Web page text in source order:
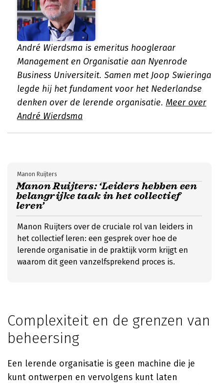
André Wierdsma is emeritus hoogleraar
Management en Organisatie aan Nyenrode
Business Universiteit. Samen met Joop Swieringa
legde hij het fundament voor het Nederlandse
denken over de lerende organisatie. Meer over
André Wierdsma
Manon Ruijters: ‘Leiders hebben een
belangrijke taak in het collectief
leren’
Manon Ruijters
Manon Ruijters over de cruciale rol van leiders in
het collectief leren: een gesprek over hoe de
lerende organisatie in de praktijk vorm krijgt en
waarom dit geen vanzelfsprekend proces is.
Complexiteit en de grenzen van
beheersing
Een lerende organisatie is geen machine die je
kunt ontwerpen en vervolgens kunt laten